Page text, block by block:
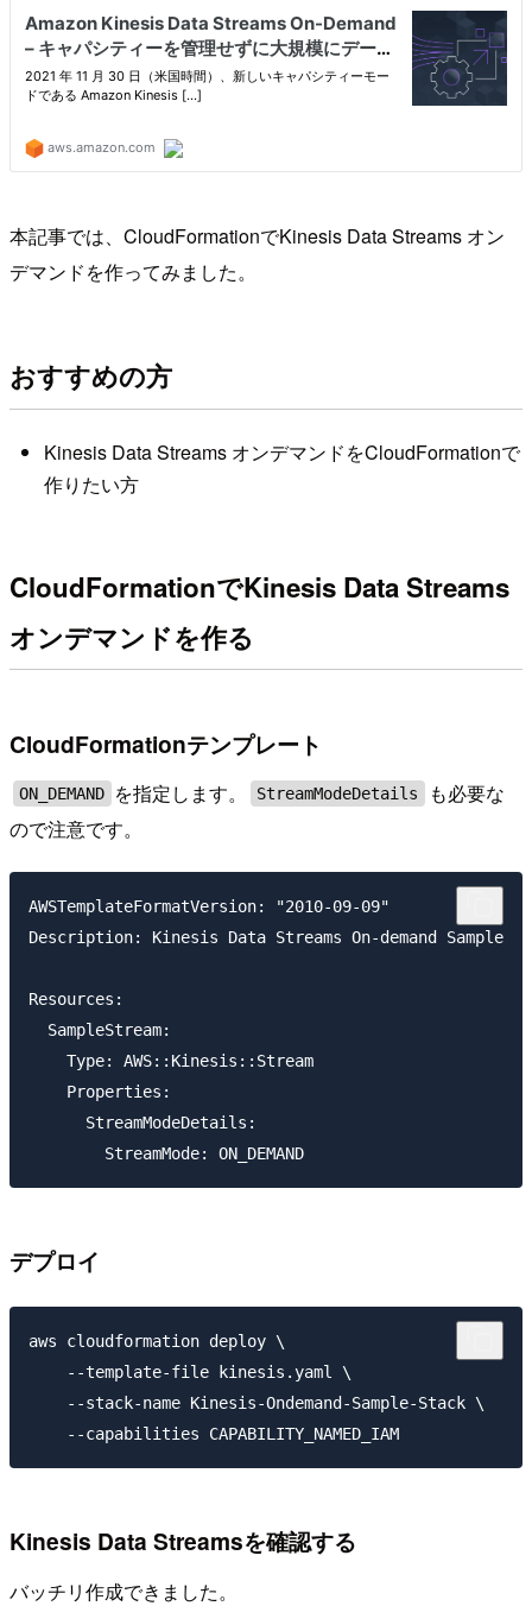
本記事では、CloudFormationでKinesis Data Streams オン
デマンドを作ってみました。
おすすめの方
Kinesis Data Streams オンデマンドをCloudFormationで
作りたい方
CloudFormationでKinesis Data Streams
オンデマンドを作る
CloudFormationテンプレート
ON_DEMAND を指定します。 StreamModeDetails
も必要な
ので注意です。
AWSTemplateFormatVersion: "2010-09-09"
Description: Kinesis Data Streams On-demand Sample
Resources:
  SampleStream:
    Type: AWS::Kinesis::Stream
    Properties:
      StreamModeDetails:
デプロイ
aws cloudformation deploy \
    --template-file kinesis.yaml \
    --stack-name Kinesis-Ondemand-Sample-Stack \
Kinesis Data Streamsを確認する
バッチリ作成できました。